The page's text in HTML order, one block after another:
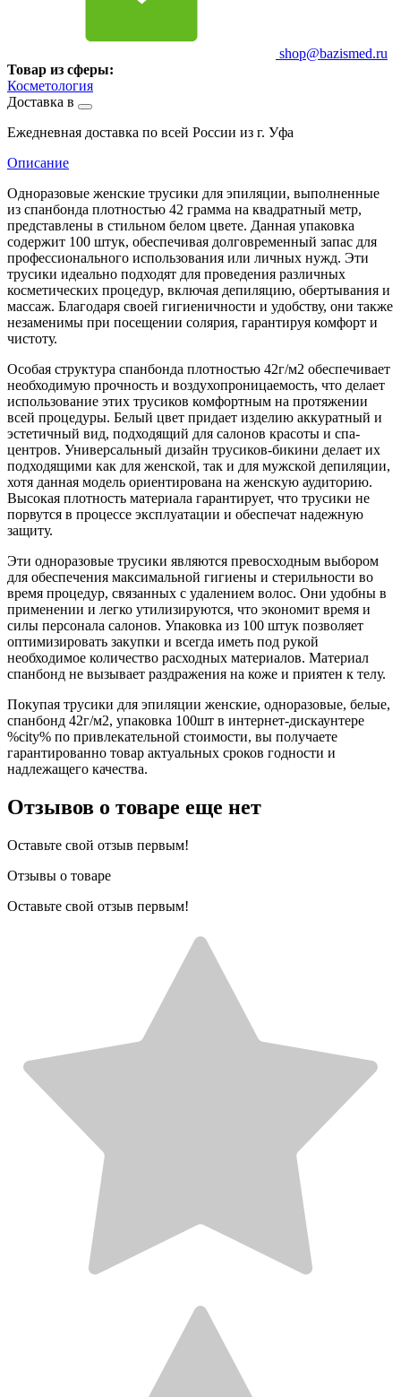
shop@bazismed.ru
Товар из сферы:
Косметология
Доставка в
Ежедневная доставка по всей России из г. Уфа
Описание
Одноразовые женские трусики для эпиляции, выполненные
из спанбонда плотностью 42 грамма на квадратный метр,
представлены в стильном белом цвете. Данная упаковка
содержит 100 штук, обеспечивая долговременный запас для
профессионального использования или личных нужд. Эти
трусики идеально подходят для проведения различных
косметических процедур, включая депиляцию, обертывания и
массаж. Благодаря своей гигиеничности и удобству, они также
незаменимы при посещении солярия, гарантируя комфорт и
чистоту.
Особая структура спанбонда плотностью 42г/м2 обеспечивает
необходимую прочность и воздухопроницаемость, что делает
использование этих трусиков комфортным на протяжении
всей процедуры. Белый цвет придает изделию аккуратный и
эстетичный вид, подходящий для салонов красоты и спа-
центров. Универсальный дизайн трусиков-бикини делает их
подходящими как для женской, так и для мужской депиляции,
хотя данная модель ориентирована на женскую аудиторию.
Высокая плотность материала гарантирует, что трусики не
порвутся в процессе эксплуатации и обеспечат надежную
защиту.
Эти одноразовые трусики являются превосходным выбором
для обеспечения максимальной гигиены и стерильности во
время процедур, связанных с удалением волос. Они удобны в
применении и легко утилизируются, что экономит время и
силы персонала салонов. Упаковка из 100 штук позволяет
оптимизировать закупки и всегда иметь под рукой
необходимое количество расходных материалов. Материал
спанбонд не вызывает раздражения на коже и приятен к телу.
Покупая трусики для эпиляции женские, одноразовые, белые,
спанбонд 42г/м2, упаковка 100шт в интернет-дискаунтере
%city% по привлекательной стоимости, вы получаете
гарантированно товар актуальных сроков годности и
надлежащего качества.
Отзывов о товаре еще нет
Оставьте свой отзыв первым!
Отзывы о товаре
Оставьте свой отзыв первым!